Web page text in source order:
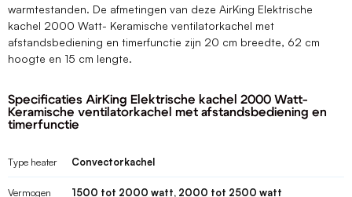
warmtestanden. De afmetingen van deze AirKing Elektrische
kachel 2000 Watt- Keramische ventilatorkachel met
afstandsbediening en timerfunctie zijn 20 cm breedte, 62 cm
hoogte en 15 cm lengte.
Specificaties AirKing Elektrische kachel 2000 Watt-
Keramische ventilatorkachel met afstandsbediening en
timerfunctie
Type heater Convectorkachel
Vermogen 1500 tot 2000 watt, 2000 tot 2500 watt